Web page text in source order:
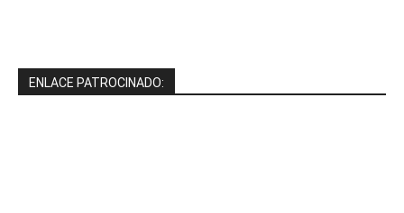
ENLACE PATROCINADO: